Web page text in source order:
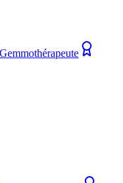
Gemmothérapeute